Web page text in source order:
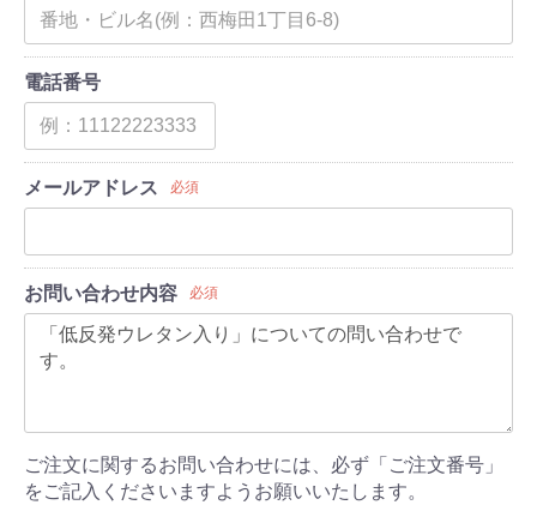
電話番号
メールアドレス 必須
お問い合わせ内容 必須
ご注文に関するお問い合わせには、必ず「ご注文番号」
をご記入くださいますようお願いいたします。